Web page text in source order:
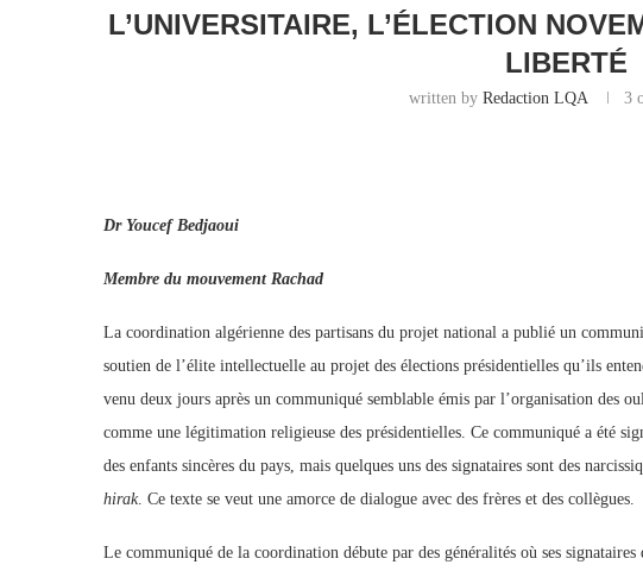
L’UNIVERSITAIRE, L’ÉLECTION
LIBERTÉ
written by Redaction LQA 3
Dr Youcef Bedjaoui
Membre du mouvement Rachad
La coordination algérienne des partisans du projet national a publié un
soutien de l’élite intellectuelle au projet des élections présidentielles qu’ils
venu deux jours après un communiqué semblable émis par l’organisation des
comme une légitimation religieuse des présidentielles. Ce communiqué a été
des enfants sincères du pays, mais quelques uns des signataires sont des
hirak. Ce texte se veut une amorce de dialogue avec des frères et des collègues.
Le communiqué de la coordination débute par des généralités où ses